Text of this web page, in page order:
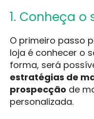
1. Conheça
O primeiro passo
loja é conhecer o
forma, será
estratégias de
prospecção de
personalizada.